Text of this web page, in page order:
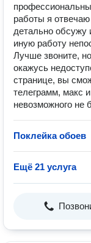
работы я
детально обсужу
иную работу
Лучше звоните,
окажусь
странице, вы
телеграмм, макс
невозможного не
Поклейка обоев
Ещё 21 услуга